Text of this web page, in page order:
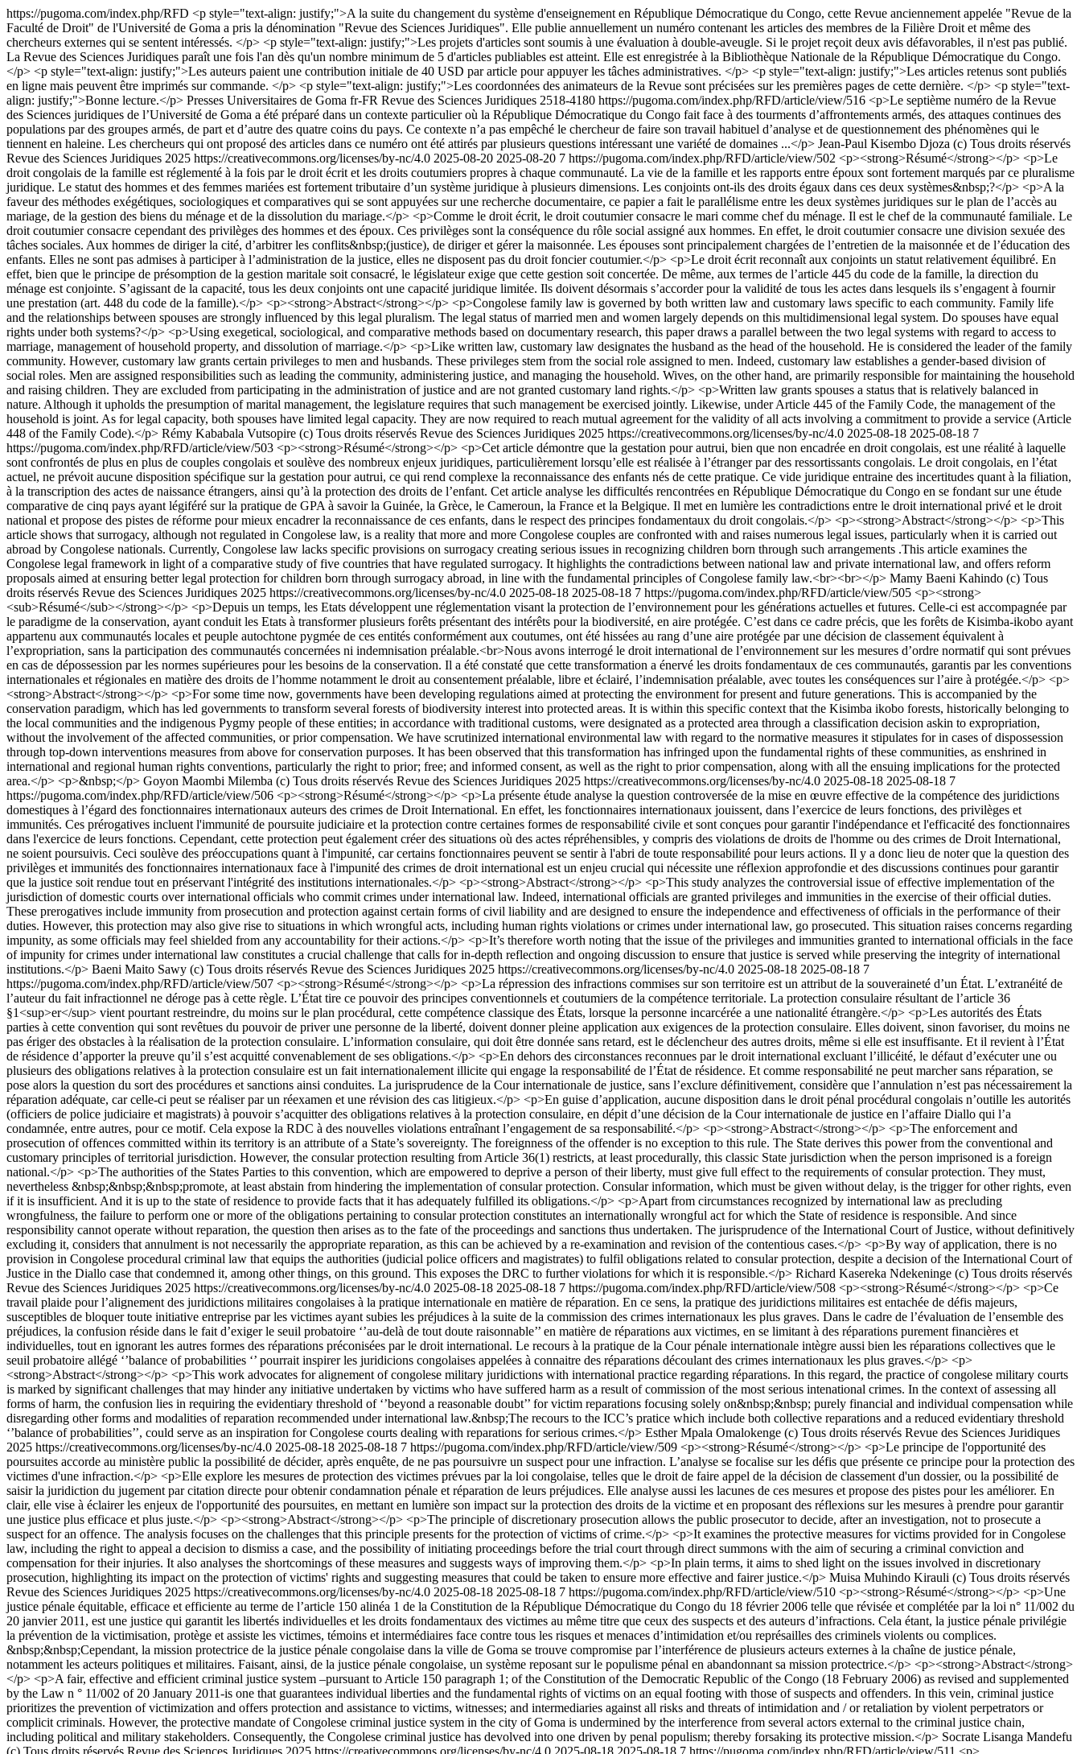
https://pugoma.com/index.php/RFD <p style="text-align: justify;">A la suite du changement du système d'enseignement en République Démocratique du Congo, cette Revue anciennement appelée "Revue de la
Faculté de Droit" de l'Université de Goma a pris la dénomination "Revue des Sciences Juridiques". Elle publie annuellement un numéro contenant les articles des membres de la Filière Droit et même des
chercheurs externes qui se sentent intéressés. </p> <p style="text-align: justify;">Les projets d'articles sont soumis à une évaluation à double-aveugle. Si le projet reçoit deux avis défavorables, il n'est pas publié.
La Revue des Sciences Juridiques paraît une fois l'an dès qu'un nombre minimum de 5 d'articles publiables est atteint. Elle est enregistrée à la Bibliothèque Nationale de la République Démocratique du Congo.
</p> <p style="text-align: justify;">Les auteurs paient une contribution initiale de 40 USD par article pour appuyer les tâches administratives. </p> <p style="text-align: justify;">Les articles retenus sont publiés
en ligne mais peuvent être imprimés sur commande. </p> <p style="text-align: justify;">Les coordonnées des animateurs de la Revue sont précisées sur les premières pages de cette dernière. </p> <p style="text-
align: justify;">Bonne lecture.</p> Presses Universitaires de Goma fr-FR Revue des Sciences Juridiques 2518-4180 https://pugoma.com/index.php/RFD/article/view/516 <p>Le septième numéro de la Revue
des Sciences juridiques de l’Université de Goma a été préparé dans un contexte particulier où la République Démocratique du Congo fait face à des tourments d’affrontements armés, des attaques continues des
populations par des groupes armés, de part et d’autre des quatre coins du pays. Ce contexte n’a pas empêché le chercheur de faire son travail habituel d’analyse et de questionnement des phénomènes qui le
tiennent en haleine. Les chercheurs qui ont proposé des articles dans ce numéro ont été attirés par plusieurs questions intéressant une variété de domaines ...</p> Jean-Paul Kisembo Djoza (c) Tous droits réservés
Revue des Sciences Juridiques 2025 https://creativecommons.org/licenses/by-nc/4.0 2025-08-20 2025-08-20 7 https://pugoma.com/index.php/RFD/article/view/502 <p><strong>Résumé</strong></p> <p>Le
droit congolais de la famille est réglementé à la fois par le droit écrit et les droits coutumiers propres à chaque communauté. La vie de la famille et les rapports entre époux sont fortement marqués par ce pluralisme
juridique. Le statut des hommes et des femmes mariées est fortement tributaire d’un système juridique à plusieurs dimensions. Les conjoints ont-ils des droits égaux dans ces deux systèmes&nbsp;?</p> <p>A la
faveur des méthodes exégétiques, sociologiques et comparatives qui se sont appuyées sur une recherche documentaire, ce papier a fait le parallélisme entre les deux systèmes juridiques sur le plan de l’accès au
mariage, de la gestion des biens du ménage et de la dissolution du mariage.</p> <p>Comme le droit écrit, le droit coutumier consacre le mari comme chef du ménage. Il est le chef de la communauté familiale. Le
droit coutumier consacre cependant des privilèges des hommes et des époux. Ces privilèges sont la conséquence du rôle social assigné aux hommes. En effet, le droit coutumier consacre une division sexuée des
tâches sociales. Aux hommes de diriger la cité, d’arbitrer les conflits&nbsp;(justice), de diriger et gérer la maisonnée. Les épouses sont principalement chargées de l’entretien de la maisonnée et de l’éducation des
enfants. Elles ne sont pas admises à participer à l’administration de la justice, elles ne disposent pas du droit foncier coutumier.</p> <p>Le droit écrit reconnaît aux conjoints un statut relativement équilibré. En
effet, bien que le principe de présomption de la gestion maritale soit consacré, le législateur exige que cette gestion soit concertée. De même, aux termes de l’article 445 du code de la famille, la direction du
ménage est conjointe. S’agissant de la capacité, tous les deux conjoints ont une capacité juridique limitée. Ils doivent désormais s’accorder pour la validité de tous les actes dans lesquels ils s’engagent à fournir
une prestation (art. 448 du code de la famille).</p> <p><strong>Abstract</strong></p> <p>Congolese family law is governed by both written law and customary laws specific to each community. Family life
and the relationships between spouses are strongly influenced by this legal pluralism. The legal status of married men and women largely depends on this multidimensional legal system. Do spouses have equal
rights under both systems?</p> <p>Using exegetical, sociological, and comparative methods based on documentary research, this paper draws a parallel between the two legal systems with regard to access to
marriage, management of household property, and dissolution of marriage.</p> <p>Like written law, customary law designates the husband as the head of the household. He is considered the leader of the family
community. However, customary law grants certain privileges to men and husbands. These privileges stem from the social role assigned to men. Indeed, customary law establishes a gender-based division of
social roles. Men are assigned responsibilities such as leading the community, administering justice, and managing the household. Wives, on the other hand, are primarily responsible for maintaining the household
and raising children. They are excluded from participating in the administration of justice and are not granted customary land rights.</p> <p>Written law grants spouses a status that is relatively balanced in
nature. Although it upholds the presumption of marital management, the legislature requires that such management be exercised jointly. Likewise, under Article 445 of the Family Code, the management of the
household is joint. As for legal capacity, both spouses have limited legal capacity. They are now required to reach mutual agreement for the validity of all acts involving a commitment to provide a service (Article
448 of the Family Code).</p> Rémy Kababala Vutsopire (c) Tous droits réservés Revue des Sciences Juridiques 2025 https://creativecommons.org/licenses/by-nc/4.0 2025-08-18 2025-08-18 7
https://pugoma.com/index.php/RFD/article/view/503 <p><strong>Résumé</strong></p> <p>Cet article démontre que la gestation pour autrui, bien que non encadrée en droit congolais, est une réalité à laquelle
sont confrontés de plus en plus de couples congolais et soulève des nombreux enjeux juridiques, particulièrement lorsqu’elle est réalisée à l’étranger par des ressortissants congolais. Le droit congolais, en l’état
actuel, ne prévoit aucune disposition spécifique sur la gestation pour autrui, ce qui rend complexe la reconnaissance des enfants nés de cette pratique. Ce vide juridique entraine des incertitudes quant à la filiation,
à la transcription des actes de naissance étrangers, ainsi qu’à la protection des droits de l’enfant. Cet article analyse les difficultés rencontrées en République Démocratique du Congo en se fondant sur une étude
comparative de cinq pays ayant légiféré sur la pratique de GPA à savoir la Guinée, la Grèce, le Cameroun, la France et la Belgique. Il met en lumière les contradictions entre le droit international privé et le droit
national et propose des pistes de réforme pour mieux encadrer la reconnaissance de ces enfants, dans le respect des principes fondamentaux du droit congolais.</p> <p><strong>Abstract</strong></p> <p>This
article shows that surrogacy, although not regulated in Congolese law, is a reality that more and more Congolese couples are confronted with and raises numerous legal issues, particularly when it is carried out
abroad by Congolese nationals. Currently, Congolese law lacks specific provisions on surrogacy creating serious issues in recognizing children born through such arrangements .This article examines the
Congolese legal framework in light of a comparative study of five countries that have regulated surrogacy. It highlights the contradictions between national law and private international law, and offers reform
proposals aimed at ensuring better legal protection for children born through surrogacy abroad, in line with the fundamental principles of Congolese family law.<br><br></p> Mamy Baeni Kahindo (c) Tous
droits réservés Revue des Sciences Juridiques 2025 https://creativecommons.org/licenses/by-nc/4.0 2025-08-18 2025-08-18 7 https://pugoma.com/index.php/RFD/article/view/505 <p><strong>
<sub>Résumé</sub></strong></p> <p>Depuis un temps, les Etats développent une réglementation visant la protection de l’environnement pour les générations actuelles et futures. Celle-ci est accompagnée par
le paradigme de la conservation, ayant conduit les Etats à transformer plusieurs forêts présentant des intérêts pour la biodiversité, en aire protégée. C’est dans ce cadre précis, que les forêts de Kisimba-ikobo ayant
appartenu aux communautés locales et peuple autochtone pygmée de ces entités conformément aux coutumes, ont été hissées au rang d’une aire protégée par une décision de classement équivalent à
l’expropriation, sans la participation des communautés concernées ni indemnisation préalable.<br>Nous avons interrogé le droit international de l’environnement sur les mesures d’ordre normatif qui sont prévues
en cas de dépossession par les normes supérieures pour les besoins de la conservation. Il a été constaté que cette transformation a énervé les droits fondamentaux de ces communautés, garantis par les conventions
internationales et régionales en matière des droits de l’homme notamment le droit au consentement préalable, libre et éclairé, l’indemnisation préalable, avec toutes les conséquences sur l’aire à protégée.</p> <p>
<strong>Abstract</strong></p> <p>For some time now, governments have been developing regulations aimed at protecting the environment for present and future generations. This is accompanied by the
conservation paradigm, which has led governments to transform several forests of biodiversity interest into protected areas. It is within this specific context that the Kisimba ikobo forests, historically belonging to
the local communities and the indigenous Pygmy people of these entities; in accordance with traditional customs, were designated as a protected area through a classification decision askin to expropriation,
without the involvement of the affected communities, or prior compensation. We have scrutinized international environmental law with regard to the normative measures it stipulates for in cases of dispossession
through top-down interventions measures from above for conservation purposes. It has been observed that this transformation has infringed upon the fundamental rights of these communities, as enshrined in
international and regional human rights conventions, particularly the right to prior; free; and informed consent, as well as the right to prior compensation, along with all the ensuing implications for the protected
area.</p> <p>&nbsp;</p> Goyon Maombi Milemba (c) Tous droits réservés Revue des Sciences Juridiques 2025 https://creativecommons.org/licenses/by-nc/4.0 2025-08-18 2025-08-18 7
https://pugoma.com/index.php/RFD/article/view/506 <p><strong>Résumé</strong></p> <p>La présente étude analyse la question controversée de la mise en œuvre effective de la compétence des juridictions
domestiques à l’égard des fonctionnaires internationaux auteurs des crimes de Droit International. En effet, les fonctionnaires internationaux jouissent, dans l’exercice de leurs fonctions, des privilèges et
immunités. Ces prérogatives incluent l'immunité de poursuite judiciaire et la protection contre certaines formes de responsabilité civile et sont conçues pour garantir l'indépendance et l'efficacité des fonctionnaires
dans l'exercice de leurs fonctions. Cependant, cette protection peut également créer des situations où des actes répréhensibles, y compris des violations de droits de l'homme ou des crimes de Droit International,
ne soient poursuivis. Ceci soulève des préoccupations quant à l'impunité, car certains fonctionnaires peuvent se sentir à l'abri de toute responsabilité pour leurs actions. Il y a donc lieu de noter que la question des
privilèges et immunités des fonctionnaires internationaux face à l'impunité des crimes de droit international est un enjeu crucial qui nécessite une réflexion approfondie et des discussions continues pour garantir
que la justice soit rendue tout en préservant l'intégrité des institutions internationales.</p> <p><strong>Abstract</strong></p> <p>This study analyzes the controversial issue of effective implementation of the
jurisdiction of domestic courts over international officials who commit crimes under international law. Indeed, international officials are granted privileges and immunities in the exercise of their official duties.
These prerogatives include immunity from prosecution and protection against certain forms of civil liability and are designed to ensure the independence and effectiveness of officials in the performance of their
duties. However, this protection may also give rise to situations in which wrongful acts, including human rights violations or crimes under international law, go prosecuted. This situation raises concerns regarding
impunity, as some officials may feel shielded from any accountability for their actions.</p> <p>It’s therefore worth noting that the issue of the privileges and immunities granted to international officials in the face
of impunity for crimes under international law constitutes a crucial challenge that calls for in-depth reflection and ongoing discussion to ensure that justice is served while preserving the integrity of international
institutions.</p> Baeni Maito Sawy (c) Tous droits réservés Revue des Sciences Juridiques 2025 https://creativecommons.org/licenses/by-nc/4.0 2025-08-18 2025-08-18 7
https://pugoma.com/index.php/RFD/article/view/507 <p><strong>Résumé</strong></p> <p>La répression des infractions commises sur son territoire est un attribut de la souveraineté d’un État. L’extranéité de
l’auteur du fait infractionnel ne déroge pas à cette règle. L’État tire ce pouvoir des principes conventionnels et coutumiers de la compétence territoriale. La protection consulaire résultant de l’article 36
§1<sup>er</sup> vient pourtant restreindre, du moins sur le plan procédural, cette compétence classique des États, lorsque la personne incarcérée a une nationalité étrangère.</p> <p>Les autorités des États
parties à cette convention qui sont revêtues du pouvoir de priver une personne de la liberté, doivent donner pleine application aux exigences de la protection consulaire. Elles doivent, sinon favoriser, du moins ne
pas ériger des obstacles à la réalisation de la protection consulaire. L’information consulaire, qui doit être donnée sans retard, est le déclencheur des autres droits, même si elle est insuffisante. Et il revient à l’État
de résidence d’apporter la preuve qu’il s’est acquitté convenablement de ses obligations.</p> <p>En dehors des circonstances reconnues par le droit international excluant l’illicéité, le défaut d’exécuter une ou
plusieurs des obligations relatives à la protection consulaire est un fait internationalement illicite qui engage la responsabilité de l’État de résidence. Et comme responsabilité ne peut marcher sans réparation, se
pose alors la question du sort des procédures et sanctions ainsi conduites. La jurisprudence de la Cour internationale de justice, sans l’exclure définitivement, considère que l’annulation n’est pas nécessairement la
réparation adéquate, car celle-ci peut se réaliser par un réexamen et une révision des cas litigieux.</p> <p>En guise d’application, aucune disposition dans le droit pénal procédural congolais n’outille les autorités
(officiers de police judiciaire et magistrats) à pouvoir s’acquitter des obligations relatives à la protection consulaire, en dépit d’une décision de la Cour internationale de justice en l’affaire Diallo qui l’a
condamnée, entre autres, pour ce motif. Cela expose la RDC à des nouvelles violations entraînant l’engagement de sa responsabilité.</p> <p><strong>Abstract</strong></p> <p>The enforcement and
prosecution of offences committed within its territory is an attribute of a State’s sovereignty. The foreignness of the offender is no exception to this rule. The State derives this power from the conventional and
customary principles of territorial jurisdiction. However, the consular protection resulting from Article 36(1) restricts, at least procedurally, this classic State jurisdiction when the person imprisoned is a foreign
national.</p> <p>The authorities of the States Parties to this convention, which are empowered to deprive a person of their liberty, must give full effect to the requirements of consular protection. They must,
nevertheless &nbsp;&nbsp;&nbsp;promote, at least abstain from hindering the implementation of consular protection. Consular information, which must be given without delay, is the trigger for other rights, even
if it is insufficient. And it is up to the state of residence to provide facts that it has adequately fulfilled its obligations.</p> <p>Apart from circumstances recognized by international law as precluding
wrongfulness, the failure to perform one or more of the obligations pertaining to consular protection constitutes an internationally wrongful act for which the State of residence is responsible. And since
responsibility cannot operate without reparation, the question then arises as to the fate of the proceedings and sanctions thus undertaken. The jurisprudence of the International Court of Justice, without definitively
excluding it, considers that annulment is not necessarily the appropriate reparation, as this can be achieved by a re-examination and revision of the contentious cases.</p> <p>By way of application, there is no
provision in Congolese procedural criminal law that equips the authorities (judicial police officers and magistrates) to fulfil obligations related to consular protection, despite a decision of the International Court of
Justice in the Diallo case that condemned it, among other things, on this ground. This exposes the DRC to further violations for which it is responsible.</p> Richard Kasereka Ndekeninge (c) Tous droits réservés
Revue des Sciences Juridiques 2025 https://creativecommons.org/licenses/by-nc/4.0 2025-08-18 2025-08-18 7 https://pugoma.com/index.php/RFD/article/view/508 <p><strong>Résumé</strong></p> <p>Ce
travail plaide pour l’alignement des juridictions militaires congolaises à la pratique internationale en matière de réparation. En ce sens, la pratique des juridictions militaires est entachée de défis majeurs,
susceptibles de bloquer toute initiative entreprise par les victimes ayant subies les préjudices à la suite de la commission des crimes internationaux les plus graves. Dans le cadre de l’évaluation de l’ensemble des
préjudices, la confusion réside dans le fait d’exiger le seuil probatoire ‘’au-delà de tout doute raisonnable’’ en matière de réparations aux victimes, en se limitant à des réparations purement financières et
individuelles, tout en ignorant les autres formes des réparations préconisées par le droit international. Le recours à la pratique de la Cour pénale internationale intègre aussi bien les réparations collectives que le
seuil probatoire allégé ‘’balance of probabilities ‘’ pourrait inspirer les juridicions congolaises appelées à connaitre des réparations découlant des crimes internationaux les plus graves.</p> <p>
<strong>Abstract</strong></p> <p>This work advocates for alignement of congolese military juridictions with international practice regarding réparations. In this regard, the practice of congolese military courts
is marked by significant challenges that may hinder any initiative undertaken by victims who have suffered harm as a result of commission of the most serious intenational crimes. In the context of assessing all
forms of harm, the confusion lies in requiring the evidentiary threshold of ‘’beyond a reasonable doubt’’ for victim reparations focusing solely on&nbsp;&nbsp; purely financial and individual compensation while
disregarding other forms and modalities of reparation recommended under international law.&nbsp;The recours to the ICC’s pratice which include both collective reparations and a reduced evidentiary threshold
‘’balance of probabilities’’, could serve as an inspiration for Congolese courts dealing with reparations for serious crimes.</p> Esther Mpala Omalokenge (c) Tous droits réservés Revue des Sciences Juridiques
2025 https://creativecommons.org/licenses/by-nc/4.0 2025-08-18 2025-08-18 7 https://pugoma.com/index.php/RFD/article/view/509 <p><strong>Résumé</strong></p> <p>Le principe de l'opportunité des
poursuites accorde au ministère public la possibilité de décider, après enquête, de ne pas poursuivre un suspect pour une infraction. L’analyse se focalise sur les défis que présente ce principe pour la protection des
victimes d'une infraction.</p> <p>Elle explore les mesures de protection des victimes prévues par la loi congolaise, telles que le droit de faire appel de la décision de classement d'un dossier, ou la possibilité de
saisir la juridiction du jugement par citation directe pour obtenir condamnation pénale et réparation de leurs préjudices. Elle analyse aussi les lacunes de ces mesures et propose des pistes pour les améliorer. En
clair, elle vise à éclairer les enjeux de l'opportunité des poursuites, en mettant en lumière son impact sur la protection des droits de la victime et en proposant des réflexions sur les mesures à prendre pour garantir
une justice plus efficace et plus juste.</p> <p><strong>Abstract</strong></p> <p>The principle of discretionary prosecution allows the public prosecutor to decide, after an investigation, not to prosecute a
suspect for an offence. The analysis focuses on the challenges that this principle presents for the protection of victims of crime.</p> <p>It examines the protective measures for victims provided for in Congolese
law, including the right to appeal a decision to dismiss a case, and the possibility of initiating proceedings before the trial court through direct summons with the aim of securing a criminal conviction and
compensation for their injuries. It also analyses the shortcomings of these measures and suggests ways of improving them.</p> <p>In plain terms, it aims to shed light on the issues involved in discretionary
prosecution, highlighting its impact on the protection of victims' rights and suggesting measures that could be taken to ensure more effective and fairer justice.</p> Muisa Muhindo Kirauli (c) Tous droits réservés
Revue des Sciences Juridiques 2025 https://creativecommons.org/licenses/by-nc/4.0 2025-08-18 2025-08-18 7 https://pugoma.com/index.php/RFD/article/view/510 <p><strong>Résumé</strong></p> <p>Une
justice pénale équitable, efficace et efficiente au terme de l’article 150 alinéa 1 de la Constitution de la République Démocratique du Congo du 18 février 2006 telle que révisée et complétée par la loi n° 11/002 du
20 janvier 2011, est une justice qui garantit les libertés individuelles et les droits fondamentaux des victimes au même titre que ceux des suspects et des auteurs d’infractions. Cela étant, la justice pénale privilégie
la prévention de la victimisation, protège et assiste les victimes, témoins et intermédiaires face contre tous les risques et menaces d’intimidation et/ou représailles des criminels violents ou complices.
&nbsp;&nbsp;Cependant, la mission protectrice de la justice pénale congolaise dans la ville de Goma se trouve compromise par l’interférence de plusieurs acteurs externes à la chaîne de justice pénale,
notamment les acteurs politiques et militaires. Faisant, ainsi, de la justice pénale congolaise, un système reposant sur le populisme pénal en abandonnant sa mission protectrice.</p> <p><strong>Abstract</strong>
</p> <p>A fair, effective and efficient criminal justice system –pursuant to Article 150 paragraph 1; of the Constitution of the Democratic Republic of the Congo (18 February 2006) as revised and supplemented
by the Law n ° 11/002 of 20 January 2011-is one that guarantees individual liberties and the fundamental rights of victims on an equal footing with those of suspects and offenders. In this vein, criminal justice
prioritizes the prevention of victimization and offers protection and assistance to victims, witnesses; and intermediaries against all risks and threats of intimidation and / or retaliation by violent perpetrators or
complicit criminals. However, the protective mandate of Congolese criminal justice system in the city of Goma is undermined by the interference from several actors external to the criminal justice chain,
including political and military stakeholders. Consequently, the Congolese criminal justice has devolved into one driven by penal populism; thereby forsaking its protective mission.</p> Socrate Lisanga Mandefu
(c) Tous droits réservés Revue des Sciences Juridiques 2025 https://creativecommons.org/licenses/by-nc/4.0 2025-08-18 2025-08-18 7 https://pugoma.com/index.php/RFD/article/view/511 <p>